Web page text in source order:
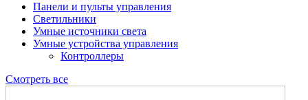
Панели и пульты управления
Светильники
Умные источники света
Умные устройства управления
Контроллеры
Смотреть все